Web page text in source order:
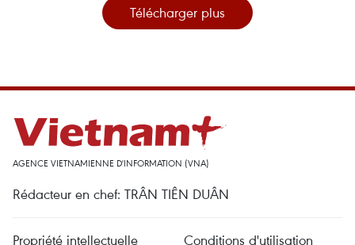
Télécharger plus
AGENCE VIETNAMIENNE D'INFORMATION (VNA)
Rédacteur en chef: TRÂN TIÊN DUÂN
Propriété intellectuelle Conditions d'utilisation